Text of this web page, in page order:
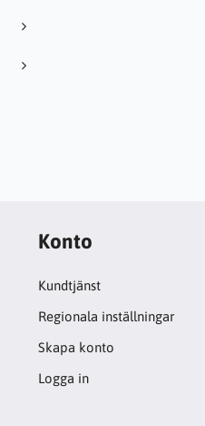
Konto
Kundtjänst
Regionala inställningar
Skapa konto
Logga in